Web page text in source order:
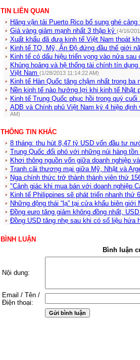
TIN LIÊN QUAN
Hãng vận tải Puerto Rico bổ sung ghé
Giá vàng giảm mạnh nhất 3 thập kỷ (4/16/
Xuất khẩu đã đưa kinh tế Việt Nam thoát
Kinh tế TQ, Mỹ, Ấn Độ đứng đầu thế giới
Kinh tế có dấu hiệu triển vọng vào nửa sau
Khủng hoảng và hệ thống tài chính tín
Việt Nam (1/28/2013 11:14:22 AM)
Kinh tế Hàn Quốc tăng chậm nhất trong ba
Nền kinh tế nào hưởng lợi khi kinh tế Nhật
Kinh tế Trung Quốc phục hồi trong quý
ADB và Chính phủ Việt Nam ký 4 hiệp
AM)
THÔNG TIN KHÁC
8 tháng: thu hút 8,47 tỷ USD vốn đầu tư
Trung Quốc đối phó với những núi hàng tồn
Khơi thông nguồn vốn giữa doanh nghiệp
Tranh cãi thương mại giữa Mỹ, Nhật và
Nga chính thức trở thành thành viên thứ
"Cảnh giác khi mua bán với doanh nghiệp
Kinh tế Philippines sẽ phát triển nhanh thứ
Những động thái “lạ” tại cửa khẩu biên giới
Đồng euro tăng giảm không đồng nhất,
Đồng USD tăng nhẹ sau khi có số liệu hứa
BÌNH LUẬN
Bình luận
Nội dung:
Email / Tên /
Điện thoại: